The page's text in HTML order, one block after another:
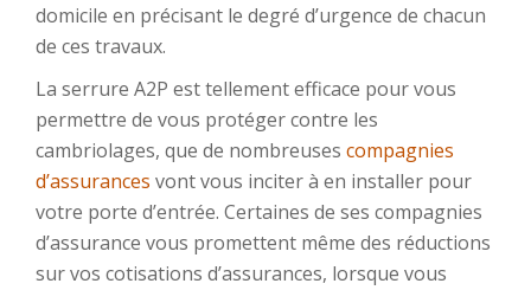
domicile en précisant le degré d’urgence de chacun
de ces travaux.
La serrure A2P est tellement efficace pour vous
permettre de vous protéger contre les
cambriolages, que de nombreuses compagnies
d’assurances vont vous inciter à en installer pour
votre porte d’entrée. Certaines de ses compagnies
d’assurance vous promettent même des réductions
sur vos cotisations d’assurances, lorsque vous